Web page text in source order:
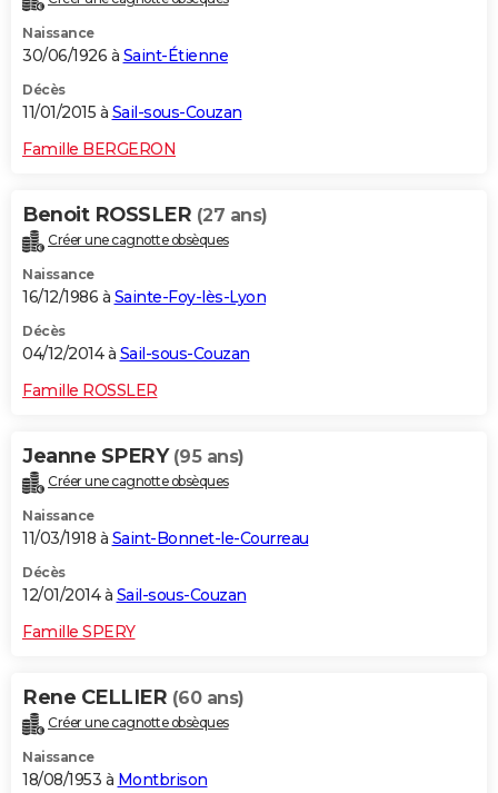
Naissance
30/06/1926 à Saint-Étienne
Décès
11/01/2015 à Sail-sous-Couzan
Famille BERGERON
Benoit ROSSLER (27 ans)
Créer une cagnotte obsèques
Naissance
16/12/1986 à Sainte-Foy-lès-Lyon
Décès
04/12/2014 à Sail-sous-Couzan
Famille ROSSLER
Jeanne SPERY (95 ans)
Créer une cagnotte obsèques
Naissance
11/03/1918 à Saint-Bonnet-le-Courreau
Décès
12/01/2014 à Sail-sous-Couzan
Famille SPERY
Rene CELLIER (60 ans)
Créer une cagnotte obsèques
Naissance
18/08/1953 à Montbrison